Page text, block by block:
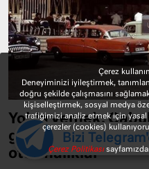
Yolda yemek:
geçerken
oturmalıklar
Çerez
Deneyiminizi iyileştirmek,
doğru şekilde çalışmasını
kişiselleştirmek, sosyal medya
trafiğimizi analiz etmek için yasal
çerezler (cookies)
Çerez Politikası
Bizi